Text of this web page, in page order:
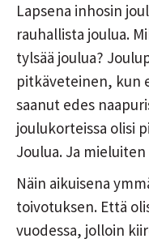
Lapsena inhosin
rauhallista joulua.
tylsää joulua?
pitkäveteinen, kun
saanut edes
joulukorteissa olisi
Joulua. Ja
Näin aikuisena
toivotuksen. Että
vuodessa, jolloin